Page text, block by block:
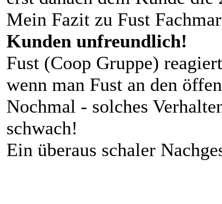
Mein Fazit zu Fust
Kunden unfreundlich!
Fust (Coop Gruppe)
wenn man Fust an den
Nochmal - solches
schwach!
Ein überaus schaler